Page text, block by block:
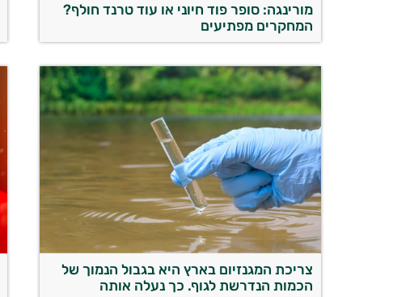
מורינגה: סופר פוד חיוני או עוד טרנד חולף?
המחקרים מפתיעים
צריכת המגנזיום בארץ היא בגבול הנמוך של
הכמות הנדרשת לגוף. כך נעלה אותה